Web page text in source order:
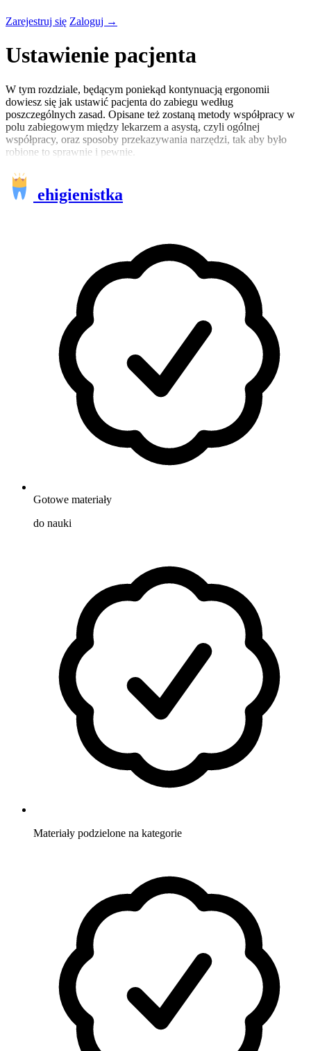
Zarejestruj się Zaloguj →
Ustawienie pacjenta
W tym rozdziale, będącym poniekąd kontynuacją ergonomii
dowiesz się jak ustawić pacjenta do zabiegu według
poszczególnych zasad. Opisane też zostaną metody współpracy w
polu zabiegowym między lekarzem a asystą, czyli ogólnej
współpracy, oraz sposoby przekazywania narzędzi, tak aby było
robione to sprawnie i pewnie.
ehigienistka
Gotowe materiały
do nauki
Materiały podzielone na kategorie